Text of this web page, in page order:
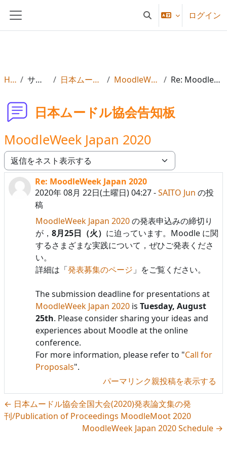
サイドパネル 検索入力に切り替える
ログイン
Home サイトページ 日本ムードル協会告知板 MoodleWeek Japan 2020 Re: MoodleWeek Japan 2020
日本ムードル協会告知板
MoodleWeek Japan 2020
表示モード
Re: MoodleWeek Japan 2020
2020年 08月 22日(土曜日) 04:27-SAITO Jun の投
稿
返信数: 0
MoodleWeek Japan 2020の発表申込みの締切り
が， 8月25日（火） に迫っています。Moodle に関
するさまざまな実践について，ぜひご発表くださ
い。
詳細は「発表募集のページ 」をご覧ください。
The submission deadline for presentations at
MoodleWeek Japan 2020 is Tuesday, August
25th. Please consider sharing your ideas and
experiences about Moodle at the online
conference.
For more information, please refer to "Call for
Proposals".
パーマリンク親投稿を表示する
← 日本ムードル協会全国大会(2020)発表論文集の発
刊/Publication of Proceedings MoodleMoot 2020
MoodleWeek Japan 2020 Schedule →